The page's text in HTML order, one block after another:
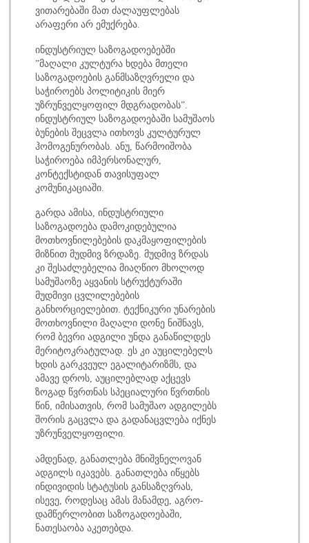
ვითარებაში მათ ძალაუფლებას
არაფერი არ ემუქრება.
ინდუსტრიულ საზოგადოებებში
”მაღალი კულტურა ხდება მთელი
საზოგადოების განმსაზღვრელი და
საჭიროებს პოლიტიკის მიერ
უზრუნველყოფილ მდგრადობას”.
ინდუსტრიულ საზოგადოებაში სამუშაოს
ბუნების შეცვლა ითხოვს კულტურულ
ჰომოგენურობას. ანუ, წარმოიშობა
საჭიროება იმპერსონალურ,
კონტექსტიდან თავისუფალ
კომუნიკაციაში.
გარდა ამისა, ინდუსტრიული
საზოგადოება დამოკიდებულია
მოთხოვნილებების დაკმაყოფილების
მიზნით მუდმივ ზრდაზე. მუდმივ ზრდას
კი შესაძლებელია მიაღწიო მხოლოდ
სამუშაოზე აყვანის სტრუქტურაში
მუდმივი ცვლილებების
განხორციელებით. ტექნიკური უნარების
მოთხოვნილი მაღალი დონე ნიშნავს,
რომ ბევრი ადგილი უნდა განაწილდეს
მერიტოკრატულად. ეს კი აუცილებელს
ხდის გარკვეულ ეგალიტარიზმს, და
ამავე დროს, აუცილებლად აქცევს
ზოგად წვრთნას სპეციალური წვრთნის
წინ, იმისათვის, რომ სამუშაო ადგილებს
შორის გაცვლა და გადანაცვლება იქნეს
უზრუნველყოფილი.
ამდენად, განათლება მნიშვნელოვან
ადგილს იკავებს. განათლება იწყებს
ინდივიდის სტატუსის განსაზღვრას,
ისევე, როდესაც ამას მანამდე, აგრო-
დამწერლობით საზოგადოებაში,
ნათესაობა აკეთებდა.